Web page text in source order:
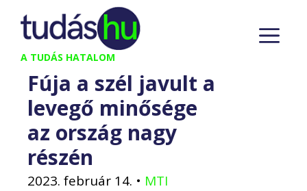
Kilépés
tartalomba
A TUDÁS HATALOM
Fúja a szél javult a
levegő minősége
az ország nagy
részén
2023. február 14. • MTI